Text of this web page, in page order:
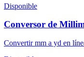
Disponible
Conversor de
Convertir mm a yd en